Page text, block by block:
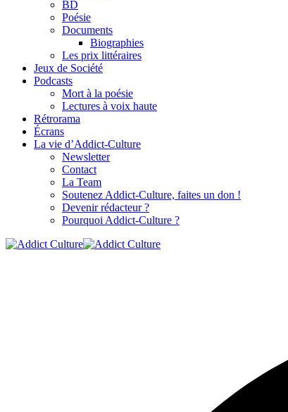
BD
Poésie
Documents
Biographies
Les prix littéraires
Jeux de Société
Podcasts
Mort à la poésie
Lectures à voix haute
Rétrorama
Écrans
La vie d’Addict-Culture
Newsletter
Contact
La Team
Soutenez Addict-Culture, faites un don !
Devenir rédacteur ?
Pourquoi Addict-Culture ?